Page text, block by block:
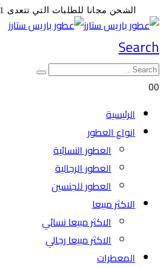
الشحن مجانا للطلبات التي تتعدى 151 ريال
Search
00
الرئيسية
انواع العطور
العطور النسائية
العطور الرجالية
العطور للجنسين
الاكثر مبيعا
الاكثر مبيعا نسائي
الاكثر مبيعا رجالي
المعطرات